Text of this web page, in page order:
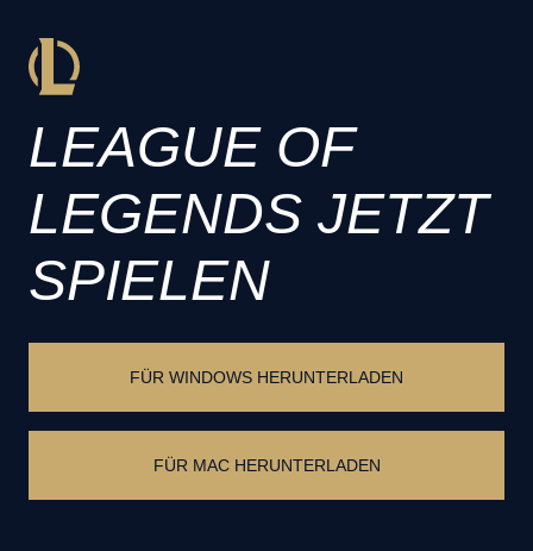
LEAGUE OF
LEGENDS JETZT
SPIELEN
FÜR WINDOWS HERUNTERLADEN
FÜR MAC HERUNTERLADEN